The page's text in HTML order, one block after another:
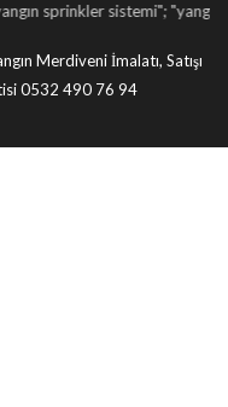
sistemi"; "yangın dolabı
Merdiveni İmalatı, Satışı
0532 490 76 94